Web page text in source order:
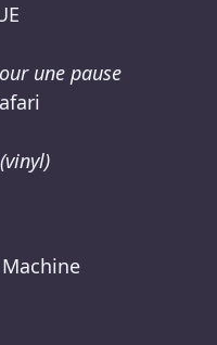
une pause
(vinyl)